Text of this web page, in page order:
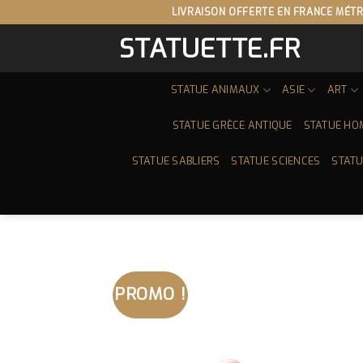
to
LIVRAISON OFFERTE EN FRANCE
STATUETTE.FR
STATUE ANIMAUX ASIE ART
STATUE GRÈCE ANTIQUE STATUE
STATUE SABLIERS STATUE SCIENCES
PROMO !